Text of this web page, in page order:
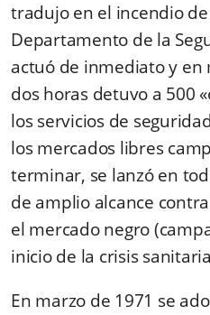
tradujo en el incendio
Departamento de la
actuó de inmediato y en
dos horas detuvo a 500
los servicios de
los mercados libres
terminar, se lanzó en
de amplio alcance
el mercado negro
inicio de la crisis
En marzo de 1971 se